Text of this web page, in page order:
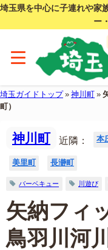
埼玉県を中心に子連れや家
ー
埼玉ガイドトップ» 神川町 »
町）
神川町 近隣： 本
美里町 長瀞町
バーベキュー 川遊び
矢納フィ
鳥羽川河